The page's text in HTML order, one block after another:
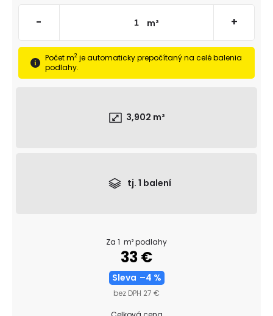
- m² +
Počet m2 je automaticky prepočítaný na celé balenia
podlahy.
3,902 m²
tj. 1 balení
Za 1 m² podlahy
33 €
Sleva –4 %
bez DPH 27 €
o
ú